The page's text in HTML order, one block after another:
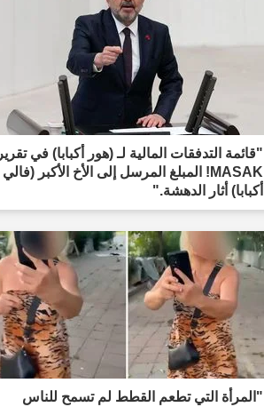
"قائمة التدفقات المالية لـ (هور أكبابا) في تقرير
MASAK! المبلغ المرسل إلى الأخ الأكبر (فالي
أكبابا) أثار الدهشة."
"المرأة التي تطعم القطط لم تسمح للناس